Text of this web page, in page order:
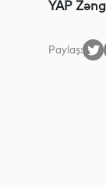
YAP
Paylaş: